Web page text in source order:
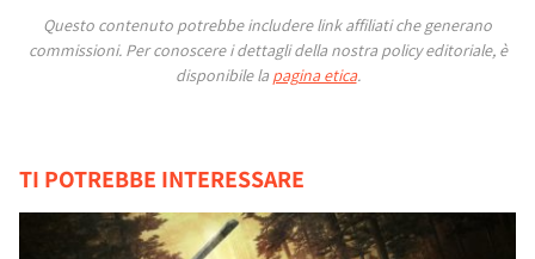
Questo contenuto potrebbe includere link affiliati che generano
commissioni. Per conoscere i dettagli della nostra policy editoriale, è
disponibile la pagina etica.
TI POTREBBE INTERESSARE